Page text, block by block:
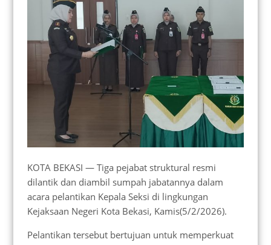
KOTA BEKASI — Tiga pejabat struktural resmi
dilantik dan diambil sumpah jabatannya dalam
acara pelantikan Kepala Seksi di lingkungan
Kejaksaan Negeri Kota Bekasi, Kamis(5/2/2026).
Pelantikan tersebut bertujuan untuk memperkuat